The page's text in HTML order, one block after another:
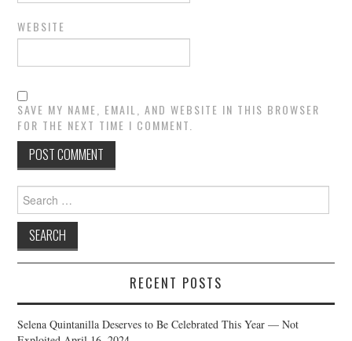
WEBSITE
SAVE MY NAME, EMAIL, AND WEBSITE IN THIS BROWSER
FOR THE NEXT TIME I COMMENT.
Search
for:
RECENT POSTS
Selena Quintanilla Deserves to Be Celebrated This Year — Not